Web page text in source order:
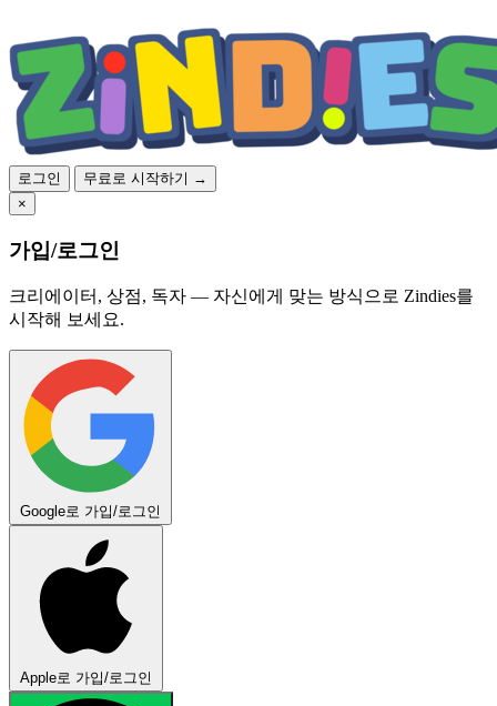
로그인
무료로 시작하기 →
×
가입/로그인
크리에이터, 상점, 독자 — 자신에게 맞는 방식으로 Zindies를
시작해 보세요.
Google로 가입/로그인
Apple로 가입/로그인